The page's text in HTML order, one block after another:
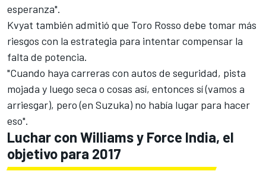
esperanza".
Kvyat también admitió que Toro Rosso debe tomar más
riesgos con la estrategia para intentar compensar la
falta de potencia.
"Cuando haya carreras con autos de seguridad, pista
mojada y luego seca o cosas así, entonces sí (vamos a
arriesgar), pero (en Suzuka) no había lugar para hacer
eso".
Luchar con Williams y Force India, el
objetivo para 2017